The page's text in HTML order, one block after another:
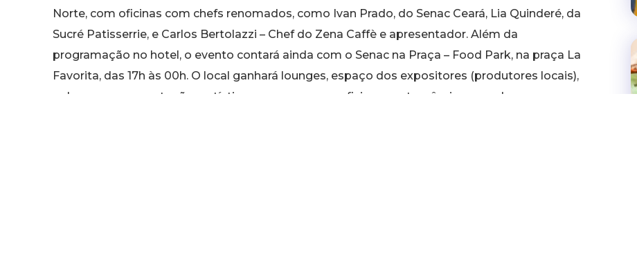
Norte, com oficinas com chefs renomados, como Ivan Prado, do Senac Ceará, Lia Quinderé, da
Sucré Patisserrie, e Carlos Bertolazzi – Chef do Zena Caffè e apresentador. Além da
programação no hotel, o evento contará ainda com o Senac na Praça – Food Park, na praça La
Favorita, das 17h às 00h. O local ganhará lounges, espaço dos expositores (produtores locais),
palco para apresentações artísticas e espaço para oficinas gastronômicas, sendo a